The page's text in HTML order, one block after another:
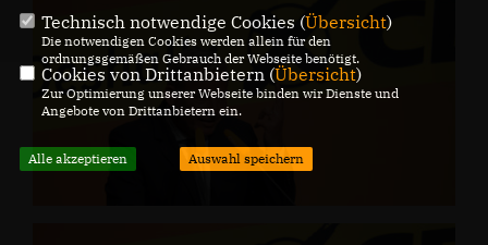
Technisch notwendige Cookies (Übersicht)
Die notwendigen Cookies werden allein für den
ordnungsgemäßen Gebrauch der Webseite benötigt.
Cookies von Drittanbietern (Übersicht)
Zur Optimierung unserer Webseite binden wir Dienste und
Angebote von Drittanbietern ein.
Alle akzeptieren Auswahl speichern